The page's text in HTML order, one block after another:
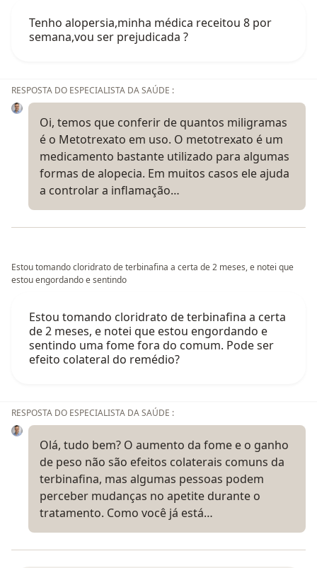
Tenho alopersia,minha médica receitou 8 por
semana,vou ser prejudicada ?
RESPOSTA DO ESPECIALISTA DA SAÚDE :
Oi, temos que conferir de quantos miligramas
é o Metotrexato em uso. O metotrexato é um
medicamento bastante utilizado para algumas
formas de alopecia. Em muitos casos ele ajuda
a controlar a inflamação…
Estou tomando cloridrato de terbinafina a certa de 2 meses, e notei que
estou engordando e sentindo
Estou tomando cloridrato de terbinafina a certa
de 2 meses, e notei que estou engordando e
sentindo uma fome fora do comum. Pode ser
efeito colateral do remédio?
RESPOSTA DO ESPECIALISTA DA SAÚDE :
Olá, tudo bem? O aumento da fome e o ganho
de peso não são efeitos colaterais comuns da
terbinafina, mas algumas pessoas podem
perceber mudanças no apetite durante o
tratamento. Como você já está…